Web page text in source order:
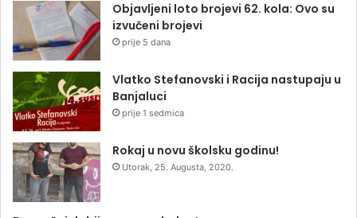
Objavljeni loto brojevi 62. kola: Ovo su
izvučeni brojevi
prije 5 dana
Vlatko Stefanovski i Racija nastupaju u
Banjaluci
prije 1 sedmica
Rokaj u novu školsku godinu!
Utorak, 25. Augusta, 2020.